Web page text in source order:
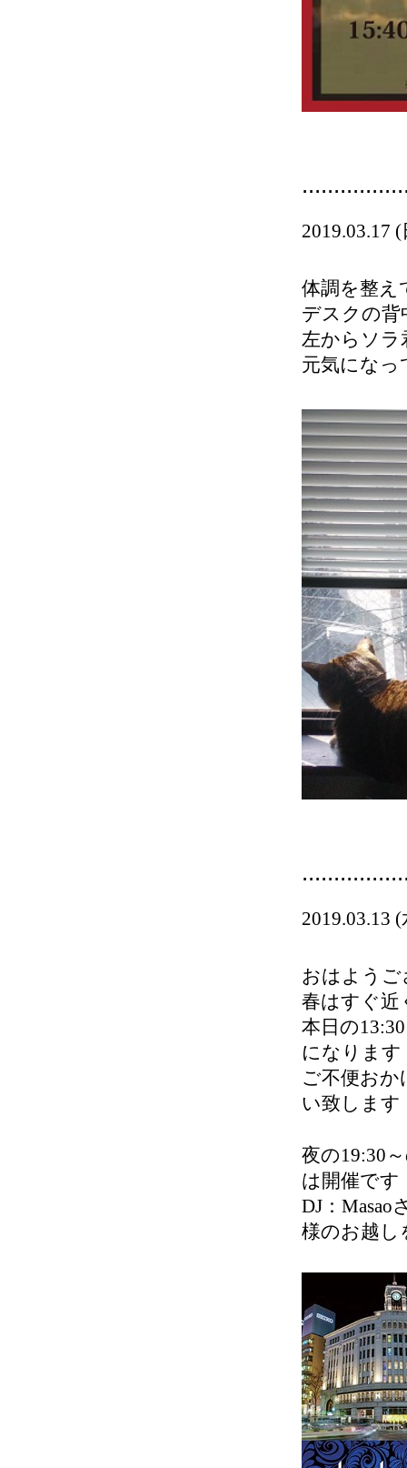
2019.03.17
体調を整え
デスクの背
左からソラ
元気になっ
おはよう
春はすぐ
本日の
になります
ご不便お
い致します
夜の19:30
は開催です
DJ：
様のお越し